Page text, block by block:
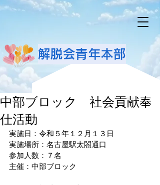
解脱会青年本部
中部ブロック 社会貢献奉
仕活動
実施日：令和５年１２月１３日
実施場所：名古屋駅太閤通口
参加人数：７名
主催：中部ブロック